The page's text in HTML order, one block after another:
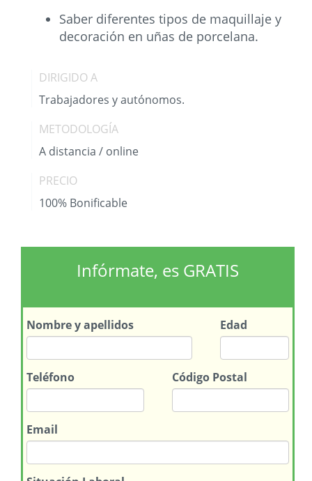
Saber diferentes tipos de maquillaje y
decoración en uñas de porcelana.
DIRIGIDO A
Trabajadores y autónomos.
METODOLOGÍA
A distancia / online
PRECIO
100% Bonificable
Infórmate, es GRATIS
Nombrey apellidos Edad
Teléfono Código Postal
Email